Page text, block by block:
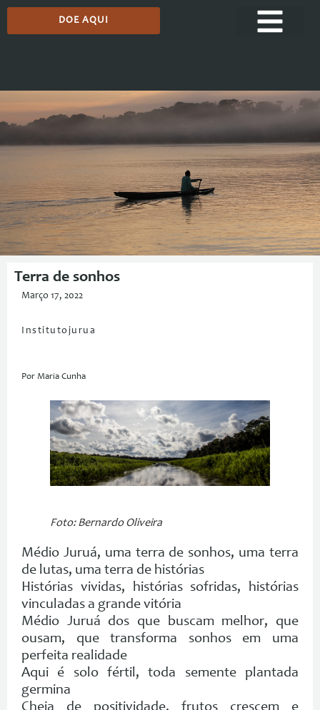
DOE AQUI
Terra de sonhos
Março 17, 2022
Institutojurua
Por Maria Cunha
Foto: Bernardo Oliveira
Médio Juruá, uma terra de sonhos, uma terra
de lutas, uma terra de histórias
Histórias vividas, histórias sofridas, histórias
vinculadas a grande vitória
Médio Juruá dos que buscam melhor, que
ousam, que transforma sonhos em uma
perfeita realidade
Aqui é solo fértil, toda semente plantada
germina